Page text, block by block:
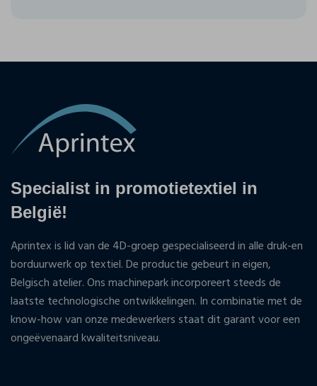
Specialist in promotietextiel in
België!
Aprintex is lid van de 4D-groep gespecialiseerd in alle druk-en
borduurwerk op textiel. De productie gebeurt in eigen,
Belgisch atelier. Ons machinepark incorporeert steeds de
laatste technologische ontwikkelingen. In combinatie met de
know-how van onze medewerkers staat dit garant voor een
ongeëvenaard kwaliteitsniveau.